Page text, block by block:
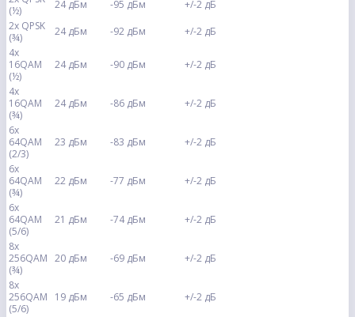
(½)
24 дБм -95 дБм
+/-2 дБ
2x QPSK
(¾)
24 дБм -92 дБм
+/-2 дБ
4x
16QAM
(½)
24 дБм -90 дБм
+/-2 дБ
4x
16QAM
(¾)
24 дБм -86 дБм
+/-2 дБ
6x
64QAM
(2/3)
23 дБм -83 дБм
+/-2 дБ
6x
64QAM
(¾)
22 дБм -77 дБм
+/-2 дБ
6x
64QAM
(5/6)
21 дБм -74 дБм
+/-2 дБ
8x
256QAM
(¾)
20 дБм -69 дБм
+/-2 дБ
8x
256QAM
(5/6)
19 дБм -65 дБм +/-2 дБ